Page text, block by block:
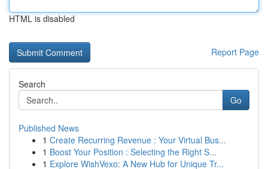
HTML is disabled
Report Page
Search
Go
Published News
1 Create Recurring Revenue : Your Virtual Bus...
1 Boost Your Position : Selecting the Right S...
1 Explore WishVexo: A New Hub for Unique Tr...